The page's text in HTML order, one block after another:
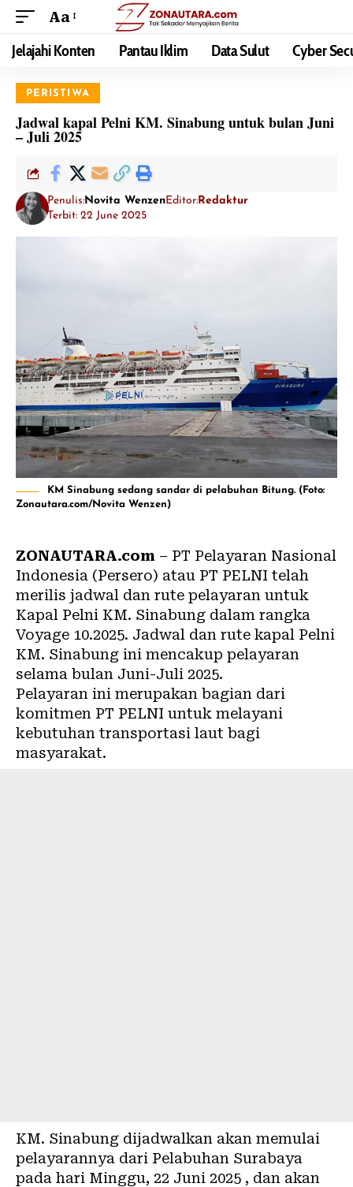
Aa
Jelajahi Konten Pantau Iklim Data Sulut Cyber
PERISTIWA
Jadwal kapal Pelni KM. Sinabung untuk bulan Juni
– Juli 2025
Penulis:Novita WenzenEditor:Redaktur
Terbit: 22 June 2025
KM Sinabung sedang sandar di pelabuhan Bitung. (Foto:
Zonautara.com/Novita Wenzen)
ZONAUTARA.com – PT Pelayaran Nasional
Indonesia (Persero) atau PT PELNI telah
merilis jadwal dan rute pelayaran untuk
Kapal Pelni KM. Sinabung dalam rangka
Voyage 10.2025. Jadwal dan rute kapal Pelni
KM. Sinabung ini mencakup pelayaran
selama bulan Juni-Juli 2025.
Pelayaran ini merupakan bagian dari
komitmen PT PELNI untuk melayani
kebutuhan transportasi laut bagi
masyarakat.
KM. Sinabung dijadwalkan akan memulai
pelayarannya dari Pelabuhan Surabaya
pada hari Minggu, 22 Juni 2025 , dan akan